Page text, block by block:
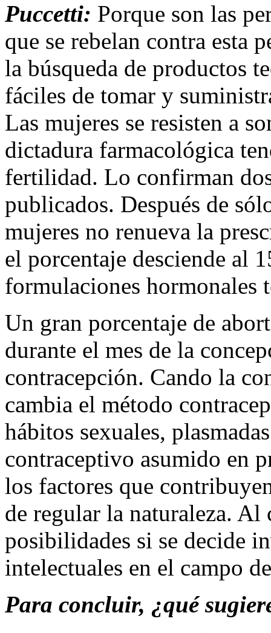
Puccetti: Porque son las
que se rebelan contra esta
la búsqueda de productos
fáciles de tomar y
Las mujeres se resisten a
dictadura farmacológica
fertilidad. Lo confirman
publicados. Después de
mujeres no renueva la
el porcentaje desciende al
formulaciones hormonales
Un gran porcentaje de
durante el mes de la
contracepción. Cando la
cambia el método
hábitos sexuales,
contraceptivo asumido en
los factores que
de regular la naturaleza. Al
posibilidades si se decide
intelectuales en el campo
Para concluir, ¿qué